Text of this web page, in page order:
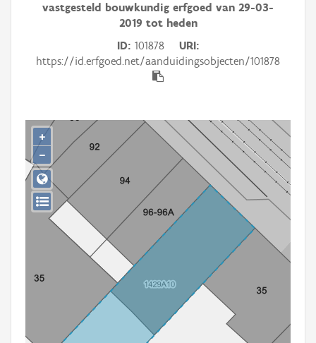
Waarneming
Gebeurtenis
Downloads
Hergebruik
Aanmelden
vastgesteld bouwkundig erfgoed van 29-03-
2019 tot heden
ID 101878
URI
https://id.erfgoed.net/aanduidingsobjecten/101878
+
−